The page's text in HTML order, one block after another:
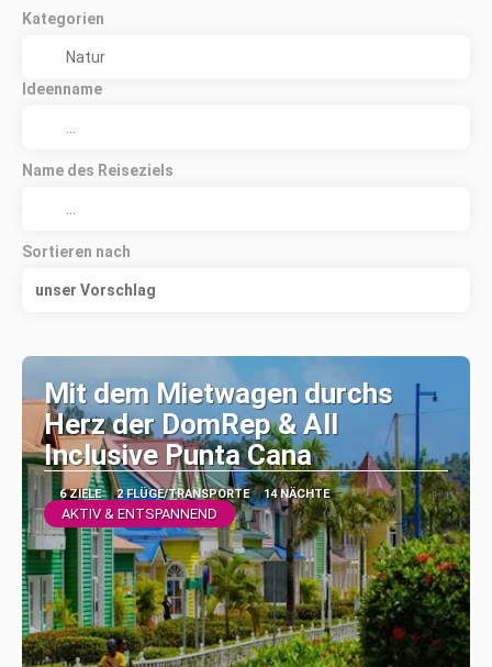
Kategorien
Ideenname
Name des Reiseziels
Sortieren nach
unser Vorschlag
Mit dem Mietwagen durchs
Herz der DomRep & All
Inclusive Punta Cana
6 ZIELE 2 FLÜGE/TRANSPORTE 14 NÄCHTE
AKTIV & ENTSPANNEND